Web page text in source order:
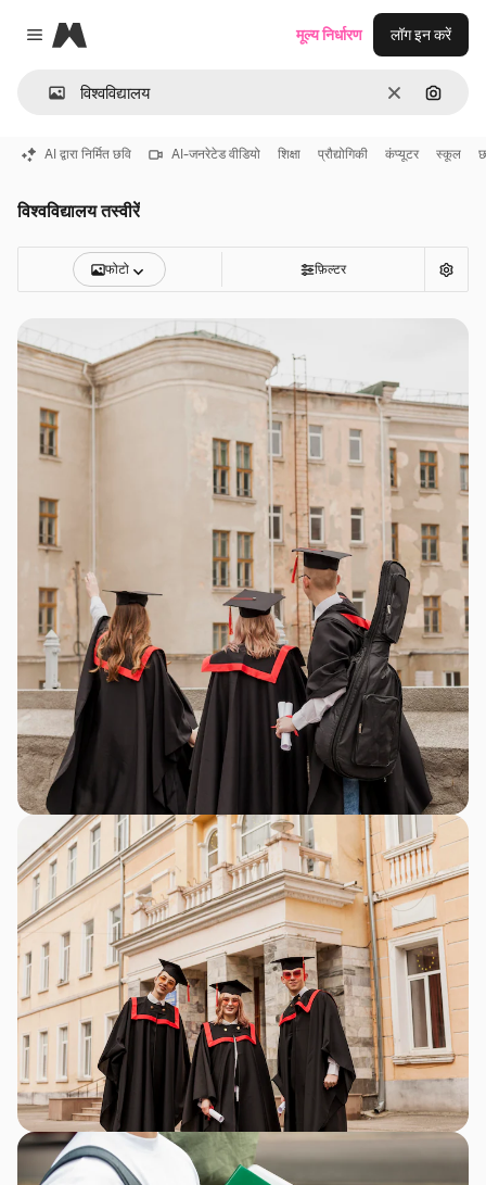
Close menu
Magnific
साफ़ इमेज से
मूल्य निर्धारण लॉग इन करें
AI द्वारा निर्मित छवि AI-जनरेटेड वीडियो शिक्षा प्रौद्योगिकी कंप्यूटर स्कूल
विश्वविद्यालय तस्वीरें
फोटो फ़िल्टर